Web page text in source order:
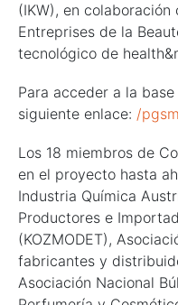
(IKW), en
Entreprises de la
tecnológico de
Para acceder a la
siguiente enlace: /
Los 18 miembros de
en el proyecto hasta
Industria Química
Productores e
(KOZMODET),
fabricantes y
Asociación Nacional